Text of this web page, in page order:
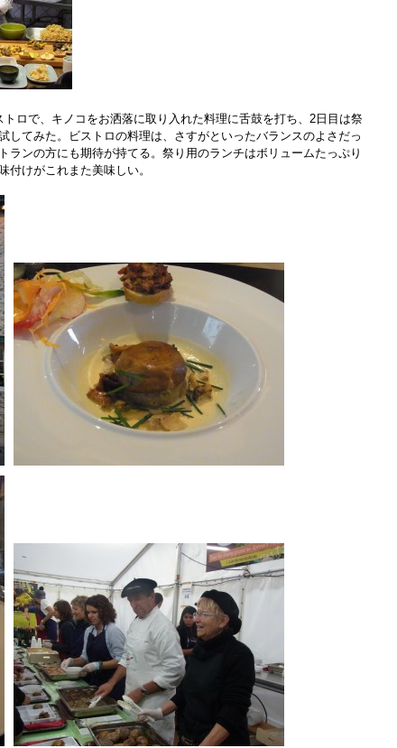
で、キノコをお洒落に取り入れた料理に舌鼓を打ち、2日目は祭
してみた。ビストロの料理は、さすがといったバランスのよさだっ
ランの方にも期待が持てる。祭り用のランチはボリュームたっぷり
付けがこれまた美味しい。